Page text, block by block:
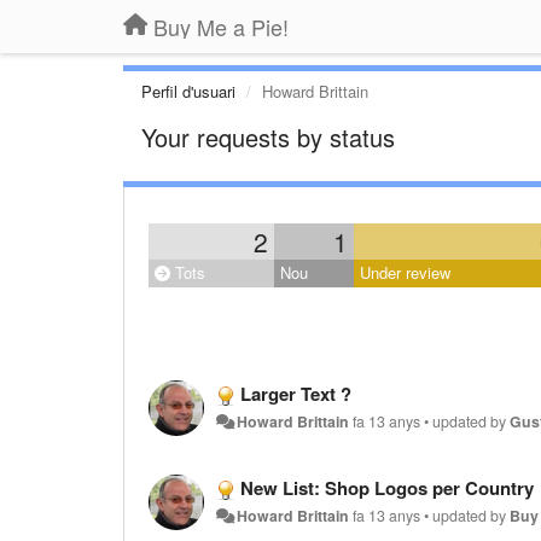
Buy Me a Pie!
Perfil d'usuari Howard Brittain
Your requests by status
2 1
Tots Nou Under review
Larger Text ?
Howard Brittain fa 13 anys•updated by
New List: Shop Logos per Country
Howard Brittain fa 13 anys•updated by